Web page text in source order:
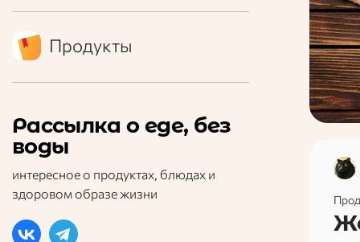
Продукты
Рассылка о еде, без
воды
интересное о продуктах, блюдах и
здоровом образе жизни